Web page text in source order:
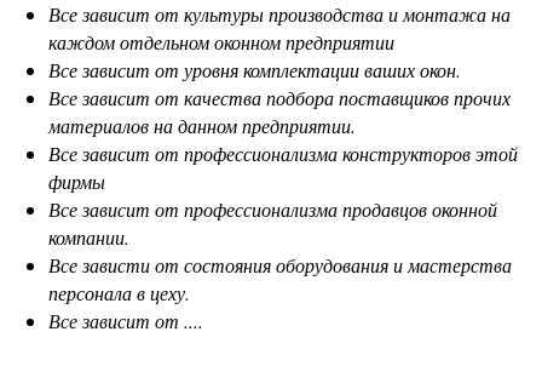
Все зависит от культуры производства и монтажа на
каждом отдельном оконном предприятии
Все зависит от уровня комплектации ваших окон.
Все зависит от качества подбора поставщиков прочих
материалов на данном предприятии.
Все зависит от профессионализма конструкторов этой
фирмы
Все зависит от профессионализма продавцов оконной
компании.
Все зависти от состояния оборудования и мастерства
персонала в цеху.
Все зависит от ....